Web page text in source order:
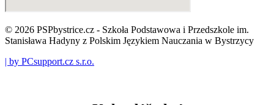
© 2026 PSPbystrice.cz - Szkoła Podstawowa i Przedszkole im.
Stanisława Hadyny z Polskim Językiem Nauczania w Bystrzycy
| by PCsupport.cz s.r.o.